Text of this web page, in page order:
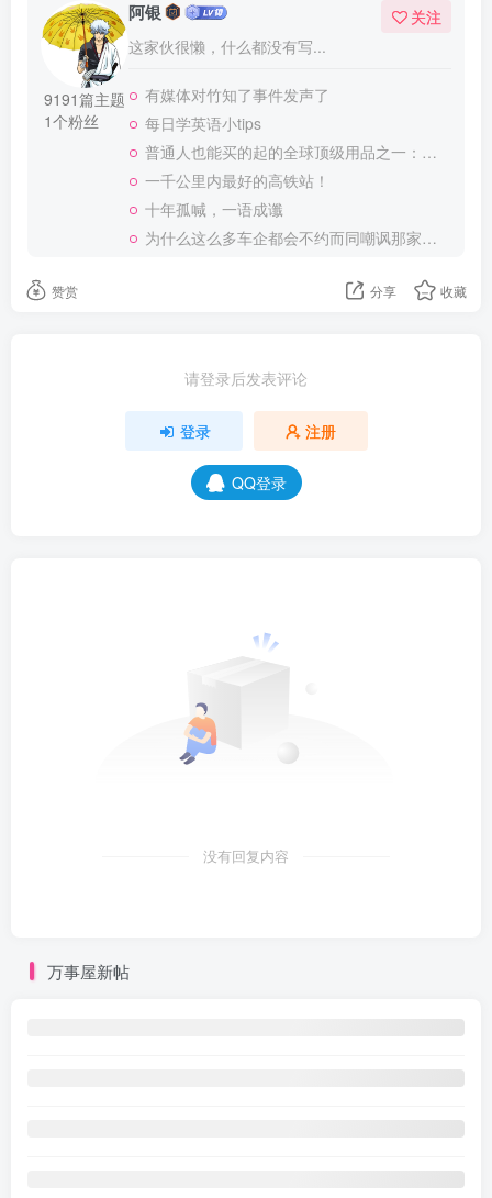
9191篇主题
1个粉丝
阿银
这家伙很懒，什么都没有写...
关注
有媒体对竹知了事件发声了
每日学英语小tips
普通人也能买的起的全球顶级用品之一：WD-40润滑除锈剂！
一千公里内最好的高铁站！
十年孤喊，一语成谶
为什么这么多车企都会不约而同嘲讽那家说不得的车企？
赞赏 分享 收藏
请登录后发表评论
登录 注册
QQ登录
没有回复内容
万事屋新帖